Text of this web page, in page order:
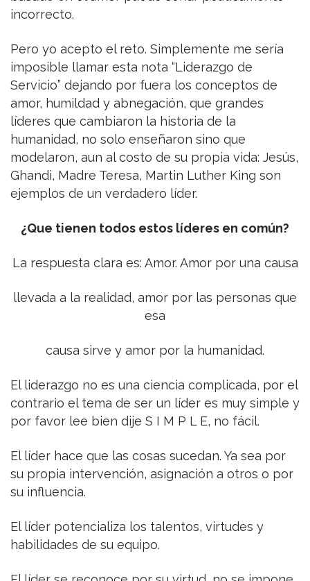
incorrecto.
Pero yo acepto el reto. Simplemente me sería
imposible llamar esta nota “Liderazgo de
Servicio” dejando por fuera los conceptos de
amor, humildad y abnegación, que grandes
líderes que cambiaron la historia de la
humanidad, no solo enseñaron sino que
modelaron, aun al costo de su propia vida: Jesús,
Ghandi, Madre Teresa, Martin Luther King son
ejemplos de un verdadero líder.
¿Que tienen todos estos líderes en común?
La respuesta clara es: Amor. Amor por una causa
llevada a la realidad, amor por las personas que
esa
causa sirve y amor por la humanidad.
El liderazgo no es una ciencia complicada, por el
contrario el tema de ser un líder es muy simple y
por favor lee bien dije S I M P L E, no fácil.
El líder hace que las cosas sucedan. Ya sea por
su propia intervención, asignación a otros o por
su influencia.
El líder potencializa los talentos, virtudes y
habilidades de su equipo.